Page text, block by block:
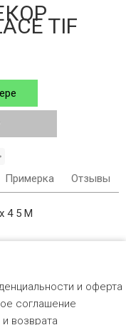
TIF
Примерка Отзывы
4 5 М
и оферта
соглашение
возврата